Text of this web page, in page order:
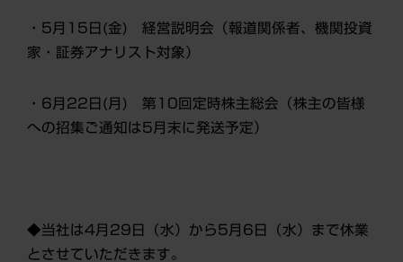
・5月15日(金) 経営説明会（報道関係者、機関投資
家・証券アナリスト対象）
・6月22日(月) 第10回定時株主総会（株主の皆様
への招集ご通知は5月末に発送予定）
◆当社は4月29日（水）から5月6日（水）まで休業
とさせていただきます。